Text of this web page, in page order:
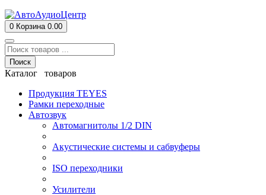
0 Корзина 0.00
Поиск
Каталог товаров
Продукция TEYES
Рамки переходные
Автозвук
Автомагнитолы 1/2 DIN
Акустические системы и сабвуферы
ISO переходники
Усилители